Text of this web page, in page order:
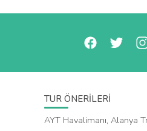
TUR ÖNERİLERİ
AYT Havalimanı, Alanya